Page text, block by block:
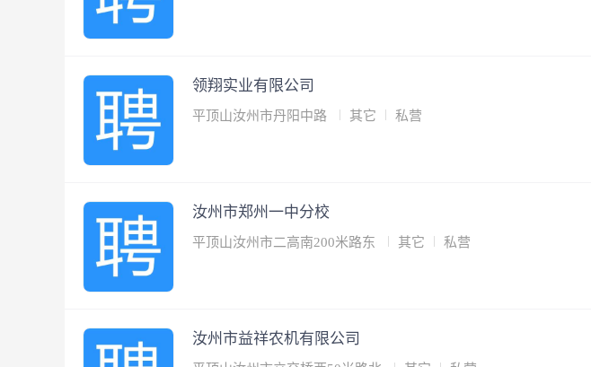
领翔实业有限公司
平顶山汝州市丹阳中路 其它 私营
汝州市郑州一中分校
平顶山汝州市二高南200米路东 其它 私营
汝州市益祥农机有限公司